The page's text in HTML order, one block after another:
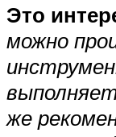
Это
можно
же